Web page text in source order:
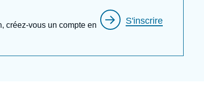
créez-vous un compte en
S'inscrire